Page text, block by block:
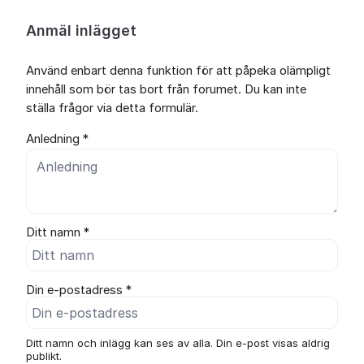
Anmäl inlägget
Använd enbart denna funktion för att påpeka olämpligt
innehåll som bör tas bort från forumet. Du kan inte
ställa frågor via detta formulär.
Anledning *
Ditt namn *
Din e-postadress *
Ditt namn och inlägg kan ses av alla. Din e-post visas aldrig
publikt.